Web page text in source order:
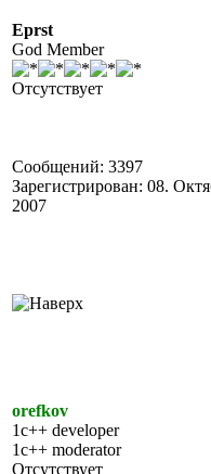
Eprst
God Member
Отсутствует
Сообщений: 3397
Зарегистрирован: 08.
2007
orefkov
1c++ developer
1c++ moderator
Отсутствует